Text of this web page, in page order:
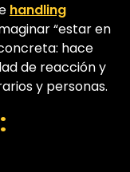
handling
“estar en
hace
de reacción y
y personas.